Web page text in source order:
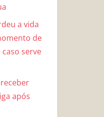
a vida
de
caso serve
após